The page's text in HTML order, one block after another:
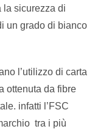
la sicurezza di
un grado di bianco
l’utilizzo di carta
ottenuta da fibre
infatti l’FSC
tra i più